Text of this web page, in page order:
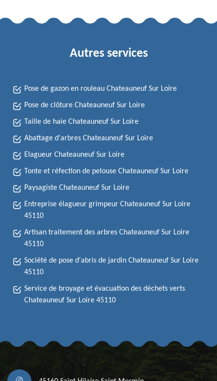
Autres services
Pose de gazon en rouleau Chateauneuf Sur Loire
Pose de clôture Chateauneuf Sur Loire
Taille de haie Chateauneuf Sur Loire
Abattage d'arbres Chateauneuf Sur Loire
Elagueur Chateauneuf Sur Loire
Tonte et réfection de pelouse Chateauneuf Sur Loire
Paysagiste Chateauneuf Sur Loire
Entreprise élagueur grimpeur Chateauneuf Sur Loire
45110
Artisan traitement des arbres Chateauneuf Sur Loire
45110
Société de pose d'abris de jardin Chateauneuf Sur Loire
45110
Service de broyage et évacuation des déchets verts
Chateauneuf Sur Loire 45110